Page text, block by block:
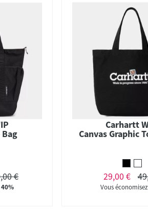
€
40%
Carhartt
Canvas Graphic
29,00 €
Vous